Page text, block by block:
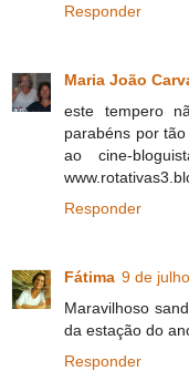
Responder
Maria João
este tempero
parabéns por
ao cine-
Responder
Fátima 9 de
Maravilhoso
da estação do
Responder